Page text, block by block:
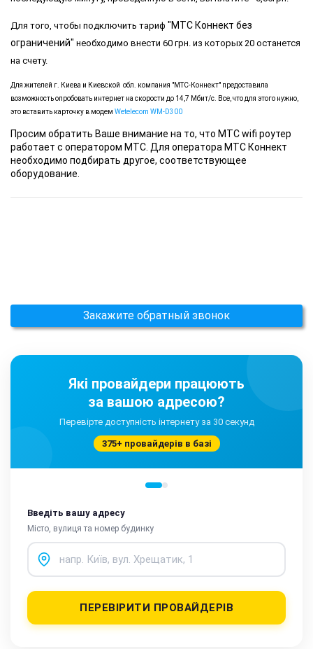
Для того, чтобы подключить тариф "МТС Коннект без
ограничений" необходимо внести 60 грн. из которых 20 останется
на счету.
Для жителей г. Киева и Киевской обл. компания "МТС-Коннект" предоставила
возможность опробовать интернет на скорости до 14,7 Мбит/с. Все, что для этого нужно,
это вставить карточку в модем Wetelecom WM-D300
Просим обратить Ваше внимание на то, что МТС wifi роутер
работает с оператором МТС. Для оператора МТС Коннект
необходимо подбирать другое, соответствующее
оборудование.
Закажите обратный звонок
Які провайдери працюють
за вашою адресою?
Перевірте доступність інтернету за 30 секунд
375+ провайдерів в базі
Введіть вашу адресу
Місто, вулиця та номер будинку
ПЕРЕВІРИТИ ПРОВАЙДЕРІВ